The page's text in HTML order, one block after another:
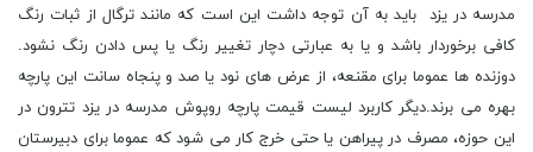
مدرسه در یزد باید به آن توجه داشت این است که مانند ترگال از ثبات رنگ
کافی برخوردار باشد و یا به عبارتی دچار تغییر رنگ یا پس دادن رنگ نشود.
دوزنده ها عموما برای مقنعه، از عرض های نود یا صد و پنجاه سانت این پارچه
بهره می برند.دیگر کاربرد لیست قیمت پارچه روپوش مدرسه در یزد تترون در
این حوزه، مصرف در پیراهن یا حتی خرج کار می شود که عموما برای دبیرستان